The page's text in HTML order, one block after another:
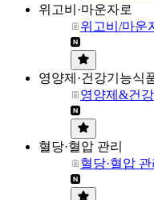
위고비·마운자로
위고비/마운
영양제·건강기능식
영양제&건
혈당·혈압 관리
혈당·혈압